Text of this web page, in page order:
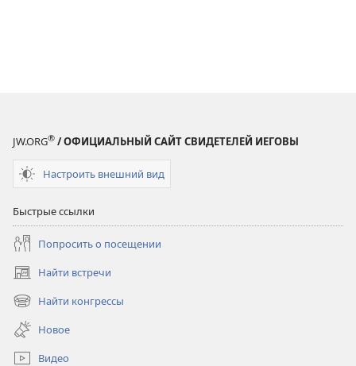
JW.ORG® / ОФИЦИАЛЬНЫЙ САЙТ СВИДЕТЕЛЕЙ ИЕГОВЫ
Настроить внешний вид
Быстрые ссылки
Попросить о посещении
Найти встречи
(открывается
в
новом
окне)
Найти конгрессы
(открывается
новом
окне)
Новое
Видео